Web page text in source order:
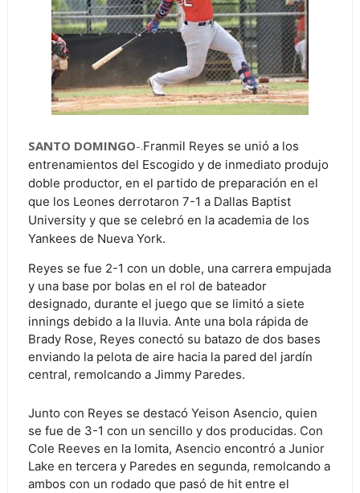
SANTO DOMINGO-.Franmil Reyes se unió a los
entrenamientos del Escogido y de inmediato produjo
doble productor, en el partido de preparación en el
que los Leones derrotaron 7-1 a Dallas Baptist
University y que se celebró en la academia de los
Yankees de Nueva York.
Reyes se fue 2-1 con un doble, una carrera empujada
y una base por bolas en el rol de bateador
designado, durante el juego que se limitó a siete
innings debido a la lluvia. Ante una bola rápida de
Brady Rose, Reyes conectó su batazo de dos bases
enviando la pelota de aire hacia la pared del jardín
central, remolcando a Jimmy Paredes.
Junto con Reyes se destacó Yeison Asencio, quien
se fue de 3-1 con un sencillo y dos producidas. Con
Cole Reeves en la lomita, Asencio encontró a Junior
Lake en tercera y Paredes en segunda, remolcando a
ambos con un rodado que pasó de hit entre el